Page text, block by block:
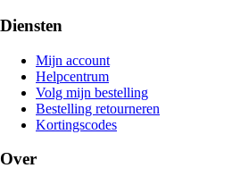
Diensten
Mijn account
Helpcentrum
Volg mijn bestelling
Bestelling retourneren
Kortingscodes
Over